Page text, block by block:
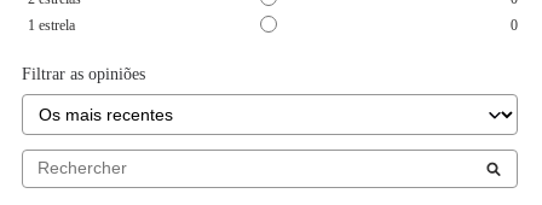
1 estrela 0
Filtrar as opiniões